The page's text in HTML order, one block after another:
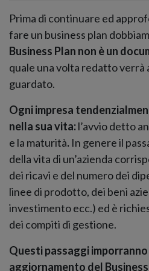
Prima di continuare ed
fare un business plan
Business Plan non è un
quale una volta redatto verrà
guardato.
Ogni impresa
nella sua vita:l’avvio detto
e la maturità. In genere il
della vita di un’azienda
dei ricavi e del numero dei
linee di prodotto, dei beni
investimento ecc.) ed è
dei compiti di gestione.
Questi passaggi
aggiornamento del